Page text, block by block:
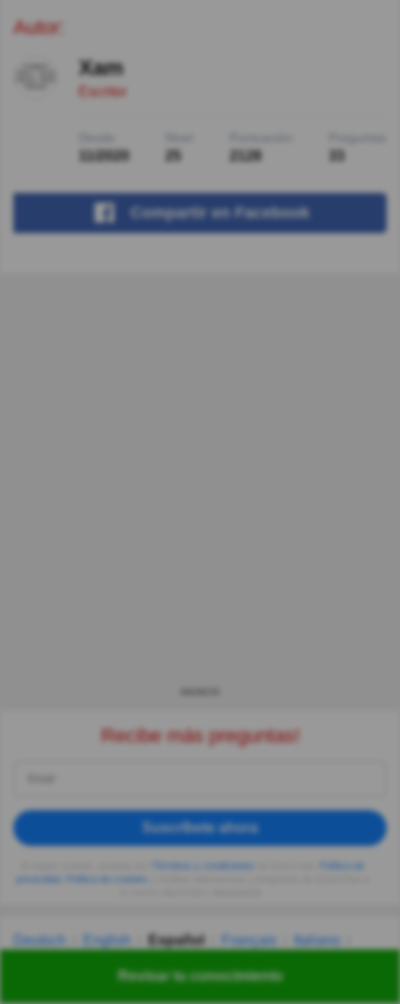
Revisar tu conocimiento
Autor:
Xam
Escritor
11/2020 2128
Compartir en Facebook
Recibe más preguntas!
Suscríbete ahora
privacidad
Deutsch English Español Français
Italiano
Українська हिन्दी 한국어 汉语